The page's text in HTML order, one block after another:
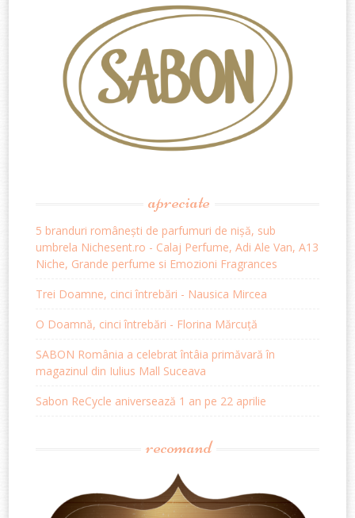
apreciate
5 branduri românești de parfumuri de nișă, sub
umbrela Nichesent.ro - Calaj Perfume, Adi Ale Van, A13
Niche, Grande perfume si Emozioni Fragrances
Trei Doamne, cinci întrebări - Nausica Mircea
O Doamnă, cinci întrebări - Florina Mărcuță
SABON România a celebrat întâia primăvară în
magazinul din Iulius Mall Suceava
Sabon ReCycle aniversează 1 an pe 22 aprilie
recomand